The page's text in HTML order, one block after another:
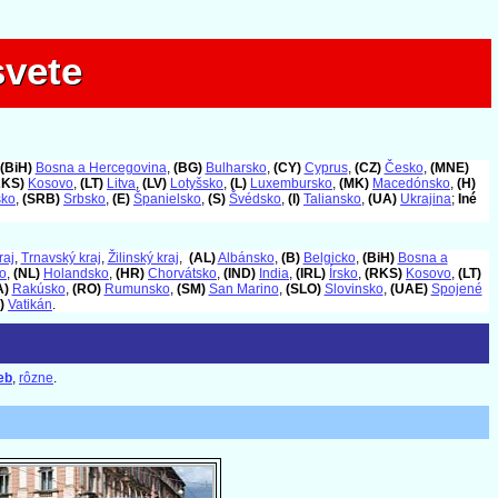
(BiH) Bosna a Hercegovina, (BG) Bulharsko, (CY) Cyprus, (CZ) Česko, (MNE)
Kosovo, (LT) Litva, (LV) Lotyšsko, (L) Luxembursko, (MK) Macedónsko, (H)
, (SRB) Srbsko, (E) Španielsko, (S) Švédsko, (I) Taliansko, (UA) Ukrajina; Iné
, Trnavský kraj, Žilinský kraj, (AL)Albánsko, (B) Belgicko, (BiH) Bosna a
, (NL) Holandsko, (HR) Chorvátsko, (IND) India, (IRL) Írsko, (RKS) Kosovo, (LT)
Rakúsko, (RO) Rumunsko, (SM) San Marino, (SLO) Slovinsko, (UAE) Spojené
Vatikán.
, rôzne.